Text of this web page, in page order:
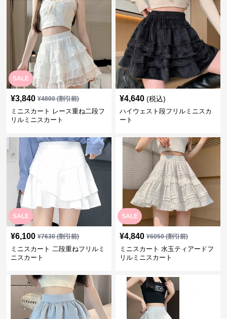
SALE
¥3,840 ¥4800(割引前)
ミニスカート レース重ね二段フ
リルミニスカート
¥4,640 (税込)
ハイウェスト段フリルミニスカ
ート
SALE
¥6,100 ¥7630(割引前)
ミニスカート 二段重ねフリルミ
ニスカート
SALE
¥4,840 ¥6050(割引前)
ミニスカート 水玉ティアードフ
リルミニスカート